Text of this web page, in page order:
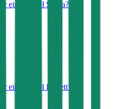
einen Opel Sintra?
einen Opel Kadett?